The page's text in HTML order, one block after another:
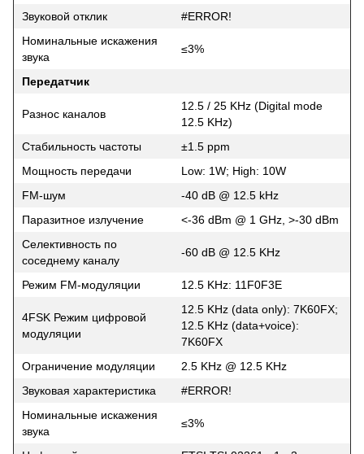
Звуковой отклик
#ERROR!
Номинальные искажения
звука
≤3%
Передатчик
Разнос каналов
12.5 / 25 KHz (Digital mode
12.5 KHz)
Стабильность частоты
±1.5 ppm
Мощность передачи
Low: 1W; High: 10W
FM-шум
-40 dB @ 12.5 kHz
Паразитное излучение
<-36 dBm @ 1 GHz, >-30 dBm
Селективность по
соседнему каналу
-60 dB @ 12.5 KHz
Режим FM-модуляции 12.5 KHz: 11F0F3E
4FSK Режим цифровой
модуляции
12.5 KHz (data only): 7K60FX;
12.5 KHz (data+voice):
7K60FX
Ограничение модуляции
2.5 KHz @ 12.5 KHz
Звуковая характеристика
#ERROR!
Номинальные искажения
звука
≤3%